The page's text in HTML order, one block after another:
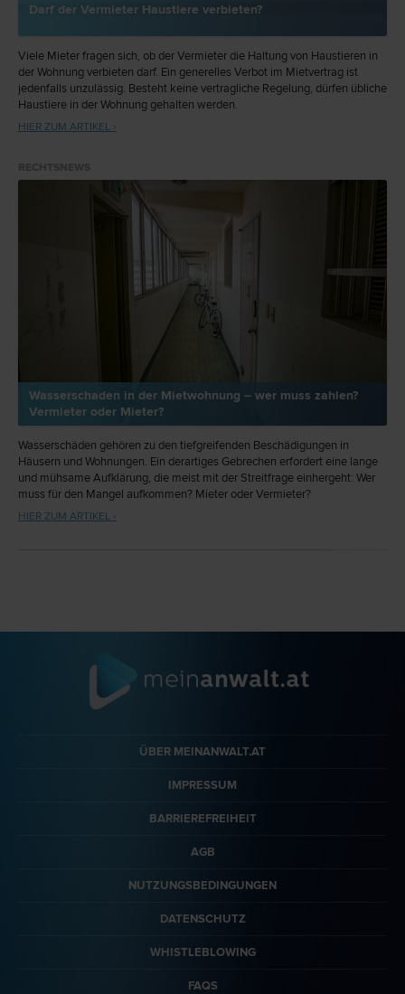
Darf der Vermieter Haustiere verbieten?
Viele Mieter fragen sich, ob der Vermieter die Haltung von Haustieren in
der Wohnung verbieten darf. Ein generelles Verbot im Mietvertrag ist
jedenfalls unzulässig. Besteht keine vertragliche Regelung, dürfen übliche
Haustiere in der Wohnung gehalten werden.
HIER ZUM ARTIKEL ›
Wasserschaden in der Mietwohnung – wer muss zahlen?
Vermieter oder Mieter?
Wasserschäden gehören zu den tiefgreifenden Beschädigungen in
Häusern und Wohnungen. Ein derartiges Gebrechen erfordert eine lange
und mühsame Aufklärung, die meist mit der Streitfrage einhergeht: Wer
muss für den Mangel aufkommen? Mieter oder Vermieter?
HIER ZUM ARTIKEL ›
ÜBER MEINANWALT.AT
IMPRESSUM
BARRIEREFREIHEIT
AGB
NUTZUNGSBEDINGUNGEN
DATENSCHUTZ
WHISTLEBLOWING
FAQS